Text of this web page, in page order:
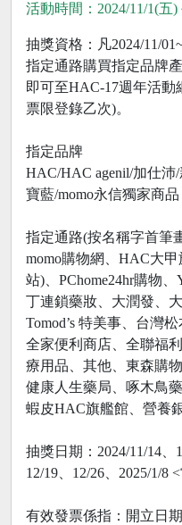
活動時間：2024/11/1(五)
抽獎資格：凡2024/11/
指定通路購買指定品牌
即可至HAC-17週年活
票限登錄乙次)。
指定品牌
HAC/HAC agenil/加仕
寶藍/momo永信獨家商品
指定通路(按名稱字首筆
momo購物網、HAC大
站)、PChome24hr購物
丁連鎖藥妝、大潤發、
Tomod’s 特美事、台灣
全家便利商店、全聯福
療用品、其他、東森購
健康人生藥局、啄木鳥
蝦皮HAC旗艦館、營養
抽獎日期：2024/11/14、
12/19、12/26、2025/1/8
有效發票係指：開立日期